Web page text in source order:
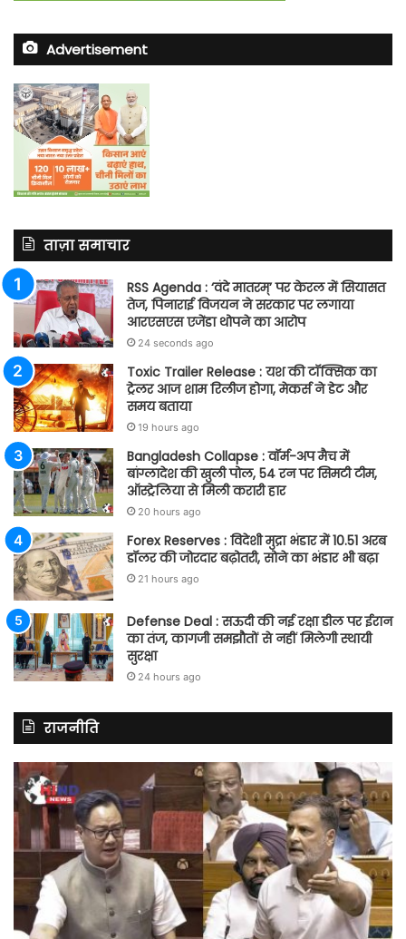
Advertisement
ताज़ा समाचार
RSS Agenda : ‘वंदे मातरम्’ पर केरल में सियासत
तेज, पिनाराई विजयन ने सरकार पर लगाया
आरएसएस एजेंडा थोपने का आरोप
24 seconds ago
Toxic Trailer Release : यश की टॉक्सिक का
ट्रेलर आज शाम रिलीज होगा, मेकर्स ने डेट और
समय बताया
19 hours ago
Bangladesh Collapse : वॉर्म-अप मैच में
बांग्लादेश की खुली पोल, 54 रन पर सिमटी टीम,
ऑस्ट्रेलिया से मिली करारी हार
20 hours ago
Forex Reserves : विदेशी मुद्रा भंडार में 10.51 अरब
डॉलर की जोरदार बढ़ोतरी, सोने का भंडार भी बढ़ा
21 hours ago
Defense Deal : सऊदी की नई रक्षा डील पर ईरान
का तंज, कागजी समझौतों से नहीं मिलेगी स्थायी
सुरक्षा
24 hours ago
राजनीति